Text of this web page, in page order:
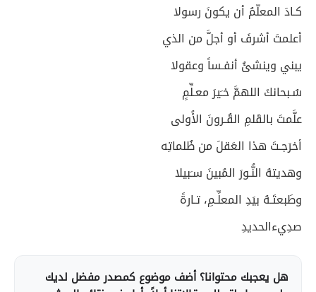
كـادَ المعلّمُ أن يكونَ رسولا
أعلمتَ أشرفَ أو أجلَّ من الذي
يبني وينشئُ أنفـساً وعقولا
سُـبحانكَ اللهمَّ خـَيرَ معـلِّمٍ
علَّمتَ بالقَلمِ القُـرونَ الأُولى
أخرَجـتَ هذا العَقلَ من ظُلماتِه
وهديتهُ النُّـورَ المُبينَ سـَبيلا
وطَبعتَـهُ بيَدِ المعلِّـمِ، تـارةً
صدِيءالحديدِ
هل يعجبك محتوانا؟ أضف موضوع كمصدر مفضل لديك